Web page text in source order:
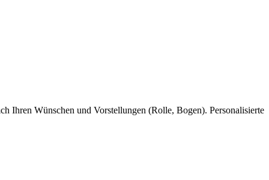
Ihren Wünschen und Vorstellungen (Rolle, Bogen). Personalisierte